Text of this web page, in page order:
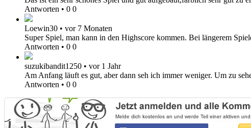
Antworten • 0 0
Loewin30 • vor 7 Monaten
Super Spiel, man kann in den Highscore kommen. Bei längerem
Antworten • 0 0
suzukibandit1250 • vor 1 Jahr
Am Anfang läuft es gut, aber dann seh ich immer weniger. Um zu
Antworten • 0 0